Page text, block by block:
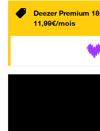
Deezer Premium
11,99€/mois